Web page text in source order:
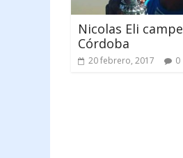
Nicolas Eli
Córdoba
20 febrero, 2017 0